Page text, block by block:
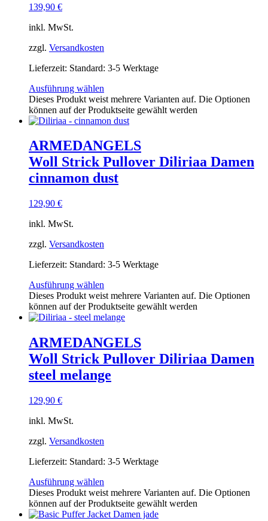
139,90 €
inkl. MwSt.
zzgl. Versandkosten
Lieferzeit: Standard: 3-5 Werktage
Ausführung wählen
Dieses Produkt weist mehrere Varianten auf. Die Optionen
können auf der Produktseite gewählt werden
ARMEDANGELS
Woll Strick Pullover Diliriaa Damen
cinnamon dust
129,90 €
inkl. MwSt.
zzgl. Versandkosten
Lieferzeit: Standard: 3-5 Werktage
Ausführung wählen
Dieses Produkt weist mehrere Varianten auf. Die Optionen
können auf der Produktseite gewählt werden
ARMEDANGELS
Woll Strick Pullover Diliriaa Damen
steel melange
129,90 €
inkl. MwSt.
zzgl. Versandkosten
Lieferzeit: Standard: 3-5 Werktage
Ausführung wählen
Dieses Produkt weist mehrere Varianten auf. Die Optionen
können auf der Produktseite gewählt werden